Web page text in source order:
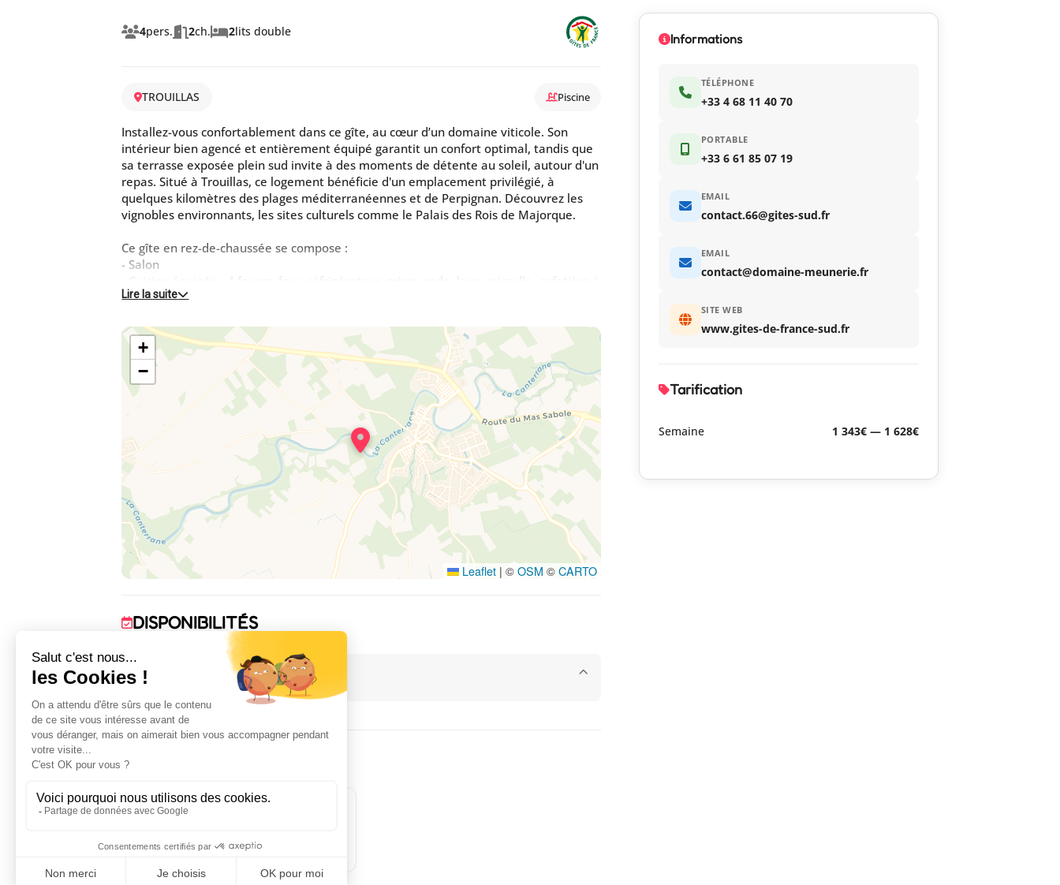
4pers. 2ch. 2lits double
TROUILLAS Piscine
Installez-vous confortablement dans ce gîte, au cœur d’un domaine viticole. Son
intérieur bien agencé et entièrement équipé garantit un confort optimal, tandis que
sa terrasse exposée plein sud invite à des moments de détente au soleil, autour d'un
repas. Situé à Trouillas, ce logement bénéficie d'un emplacement privilégié, à
quelques kilomètres des plages méditerranéennes et de Perpignan. Découvrez les
vignobles environnants, les sites culturels comme le Palais des Rois de Majorque.
Ce gîte en rez-de-chaussée se compose :
- Salon
- Cuisine équipée : 4 foyers, four, réfrigérateur, micro-onde, lave-vaisselle- cafetière à
dosette l'or barista, bouilloire, grille-pain
- Chambre 2 : 1 lit 160x200
- Salle d'eau, lave-linge -WC indépendant
Terrasse privative. Piscine intérieure chauffée commune : 5x3, profondeur : 1.50m.
Espace barbecue commun avec plancha. Il y a 2 autres gîtes sur place. Le terrain est
Lire la suite
+
−
Leaflet | ©OSM ©CARTO
DISPONIBILITÉS
1 janvier 2026 → 31 décembre 2026
Informations
TÉLÉPHONE
+33 4 68 11 40 70
PORTABLE
+33 6 61 85 07 19
EMAIL
contact.66@gites-sud.fr
EMAIL
contact@domaine-meunerie.fr
SITE WEB
www.gites-de-france-sud.fr
Tarification
Semaine 1 343€ — 1 628€